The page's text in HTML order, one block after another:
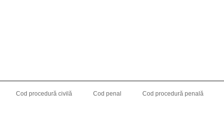
Cod procedură civilă Cod penal Cod procedură penală